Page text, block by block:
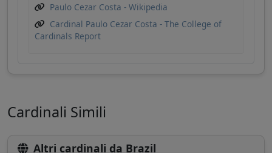
Paulo Cezar Costa - Wikipedia
Cardinal Paulo Cezar Costa - The College of
Cardinals Report
Cardinali Simili
Altri cardinali da Brazil